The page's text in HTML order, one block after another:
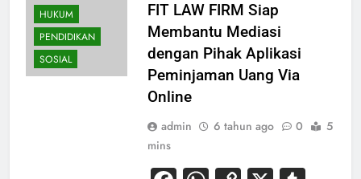
HUKUM
PENDIDIKAN
SOSIAL
FIT LAW FIRM Siap
Membantu Mediasi
dengan Pihak Aplikasi
Peminjaman Uang Via
Online
admin 6 tahun ago 0
5
mins